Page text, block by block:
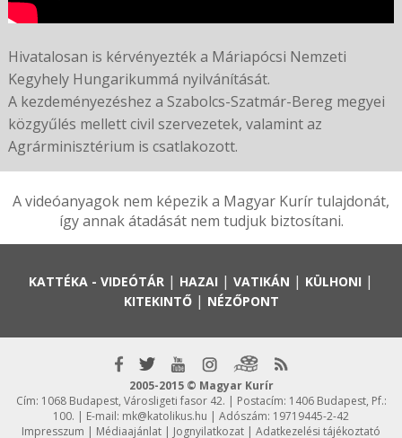
Hivatalosan is kérvényezték a Máriapócsi Nemzeti
Kegyhely Hungarikummá nyilvánítását.
A kezdeményezéshez a Szabolcs-Szatmár-Bereg megyei
közgyűlés mellett civil szervezetek, valamint az
Agrárminisztérium is csatlakozott.
A videóanyagok nem képezik a Magyar Kurír tulajdonát,
így annak átadását nem tudjuk biztosítani.
KATTÉKA - VIDEÓTÁR | HAZAI | VATIKÁN | KÜLHONI |
KITEKINTŐ| NÉZŐPONT
2005-2015 © Magyar Kurír
Cím: 1068 Budapest, Városligeti fasor 42. | Postacím: 1406 Budapest, Pf.:
100. | E-mail: mk@katolikus.hu | Adószám: 19719445-2-42
Impresszum | Médiaajánlat | Jognyilatkozat | Adatkezelési tájékoztató